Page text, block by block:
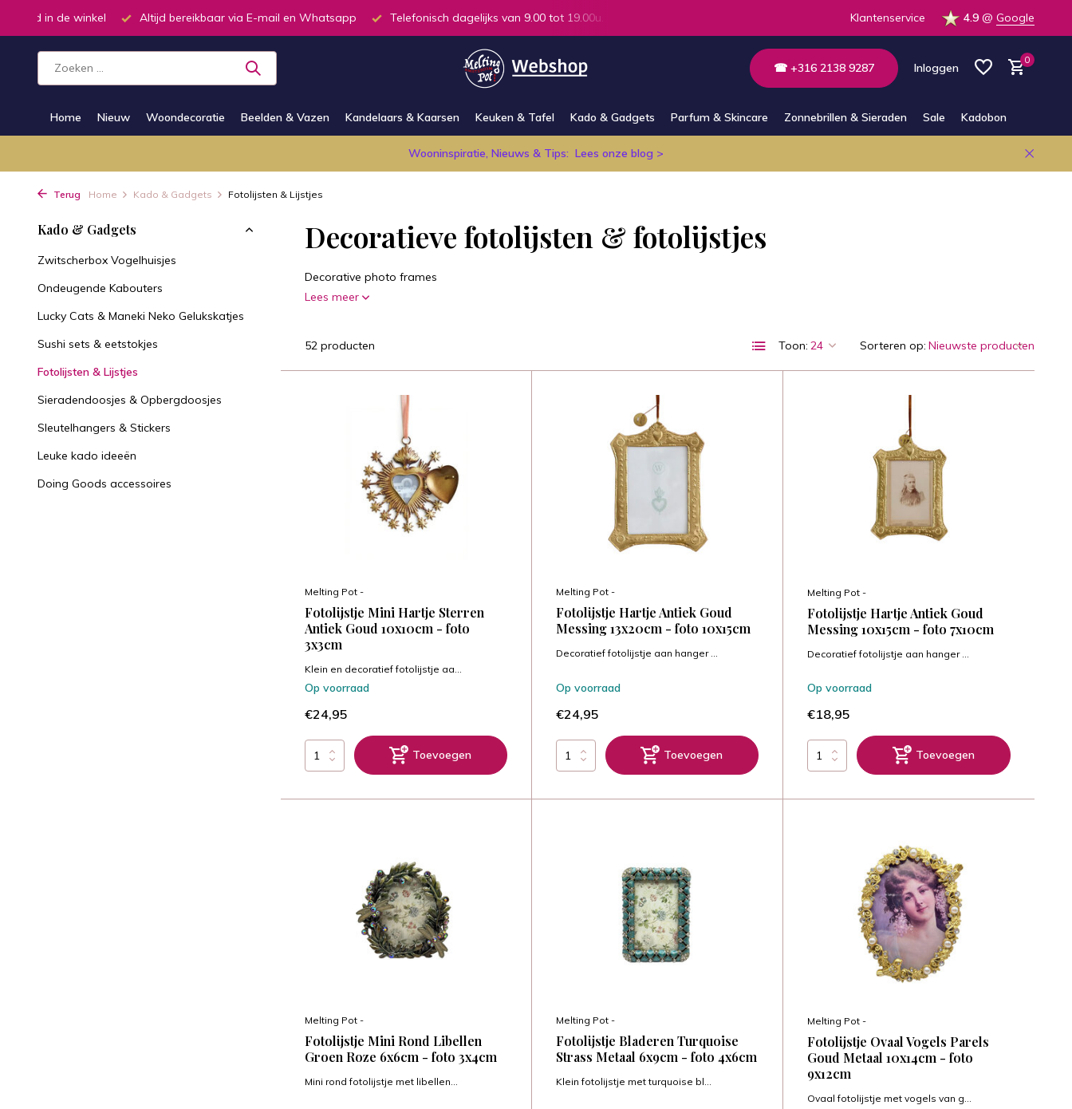
via E-mail en Whatsapp Telefonisch dagelijks van 9.00 tot 19.00u. Alle producten op voorraad in de winkel Klantenservice 4.9 @ Google
☎ +316 2138 9287 Inloggen
0
Home Nieuw Woondecoratie Beelden & Vazen Kandelaars & Kaarsen Keuken & Tafel Kado & Gadgets Parfum & Skincare Zonnebrillen & Sieraden Sale Kadobon
Wooninspiratie, Nieuws & Tips: Lees onze blog >
Terug Home Kado & Gadgets Fotolijsten & Lijstjes
Kado & Gadgets
Zwitscherbox Vogelhuisjes
Ondeugende Kabouters
Lucky Cats & Maneki Neko Gelukskatjes
Sushi sets & eetstokjes
Fotolijsten & Lijstjes
Sieradendoosjes & Opbergdoosjes
Sleutelhangers & Stickers
Leuke kado ideeën
Doing Goods accessoires
Decoratieve fotolijsten & fotolijstjes
Decorative photo frames
Lees meer
52 producten Toon: Sorteren op:
Melting Pot -
Fotolijstje Mini Hartje Sterren
Antiek Goud 10x10cm - foto
3x3cm
Klein en decoratief fotolijstje aa...
Op voorraad
€24,95
Toevoegen
Melting Pot -
Fotolijstje Hartje Antiek Goud
Messing 13x20cm - foto 10x15cm
Decoratief fotolijstje aan hanger ...
Op voorraad
€24,95
Toevoegen
Melting Pot -
Fotolijstje Hartje Antiek Goud
Messing 10x15cm - foto 7x10cm
Decoratief fotolijstje aan hanger ...
Op voorraad
€18,95
Toevoegen
Melting Pot -
Fotolijstje Mini Rond Libellen
Groen Roze 6x6cm - foto 3x4cm
Mini rond fotolijstje met libellen...
Melting Pot -
Fotolijstje Bladeren Turquoise
Strass Metaal 6x9cm - foto 4x6cm
Klein fotolijstje met turquoise bl...
Melting Pot -
Fotolijstje Ovaal Vogels Parels
Goud Metaal 10x14cm - foto
9x12cm
Ovaal fotolijstje met vogels van g...